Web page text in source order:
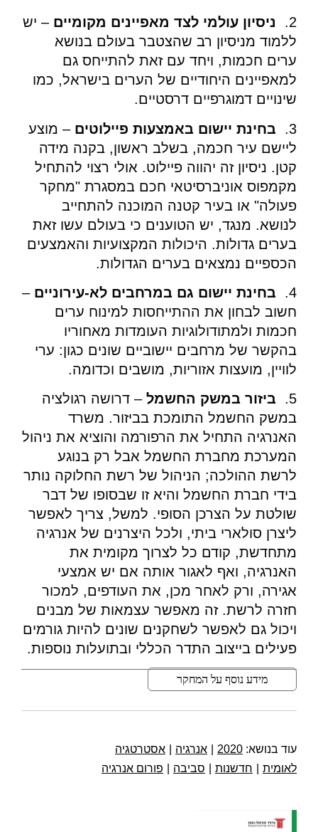
2.
ניסיון עולמי לצד מאפיינים מקומיים – יש
ללמוד מניסיון רב שהצטבר בעולם בנושא
ערים חכמות, ויחד עם זאת להתייחס גם
למאפיינים היחודיים של הערים בישראל, כמו
שינויים דמוגרפיים דרסטיים.
3.
בחינת יישום באמצעות פיילוטים – מוצע
ליישם עיר חכמה, בשלב ראשון, בקנה מידה
קטן. ניסיון זה יהווה פיילוט. אולי רצוי להתחיל
מקמפוס אוניברסיטאי חכם במסגרת "מחקר
פעולה" או בעיר קטנה המוכנה להתחייב
לנושא. מנגד, יש הטוענים כי בעולם עשו זאת
בערים גדולות. היכולות המקצועיות והאמצעים
הכספיים נמצאים בערים הגדולות.
4.
בחינת יישום גם במרחבים לא-עירוניים –
חשוב לבחון את ההתייחסות למינוח ערים
חכמות ולמתודולוגיות העומדות מאחוריו
בהקשר של מרחבים יישוביים שונים כגון: ערי
לוויין, מועצות אזוריות, מושבים וכדומה.
5.
ביזור במשק החשמל – דרושה רגולציה
במשק החשמל התומכת בביזור. משרד
האנרגיה התחיל את הרפורמה והוציא את ניהול
המערכת מחברת החשמל אבל רק בנוגע
לרשת ההולכה; הניהול של רשת החלוקה נותר
בידי חברת החשמל והיא זו שבסופו של דבר
שולטת על הצרכן הסופי. למשל, צריך לאפשר
ליצרן סולארי ביתי, ולכל היצרנים של אנרגיה
מתחדשת, קודם כל לצרוך מקומית את
האנרגיה, ואף לאגור אותה אם יש אמצעי
אגירה, ורק לאחר מכן, את העודפים, למכור
חזרה לרשת. זה מאפשר עצמאות של מבנים
ויכול גם לאפשר לשחקנים שונים להיות גורמים
פעילים בייצוב התדר הכללי ובתועלות נוספות.
מידע נוסף על המחקר
עוד בנושא: 2020 אנרגיה
אסטרטגיה
לאומית
חדשנות סביבה פורום אנרגיה